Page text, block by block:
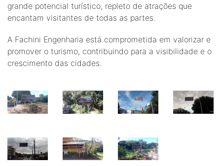
grande potencial turístico, repleto de atrações que
encantam visitantes de todas as partes.
A Fachini Engenharia está comprometida em valorizar e
promover o turismo, contribuindo para a visibilidade e o
crescimento das cidades.